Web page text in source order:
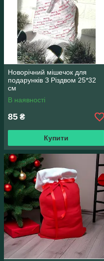
Новорічний мішечок для
подарунків З Різдвом 25*32
см
В наявності
85 ₴
Купити